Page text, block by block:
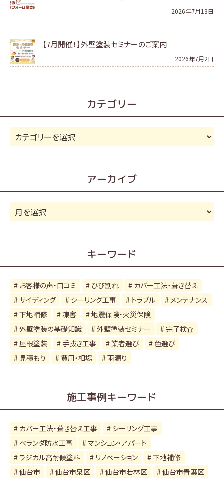
2026年7月13日
【7月開催！】外壁塗装セミナーのご案内
2026年7月2日
カテゴリー
カ
テ
アーカイブ
ー
キーワード
お客様の声・口コミ ひび割れ
カバー工法・葺き替え
サイディング
シーリング工事 トラブル
メンテナンス
下地補修
凍害
地震保険・火災保険
外壁塗装の基礎知識
外壁塗装セミナー
完了検査
屋根塗装
手抜き工事 業者選び
色選び
見積もり
費用・相場 雨漏り
施工事例キーワード
カバー工法・葺き替え工事
シーリング工事
ベランダ防水工事
マンション・アパート
ラジカル高耐候塗料
リノベーション
下地補修
仙台市
仙台市泉区 仙台市若林区
仙台市青葉区